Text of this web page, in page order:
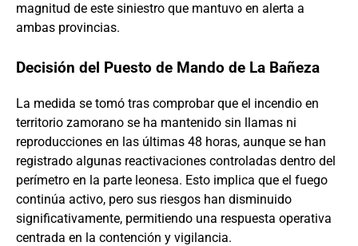
magnitud de este siniestro que mantuvo en alerta a
ambas provincias.
Decisión del Puesto de Mando de La Bañeza
La medida se tomó tras comprobar que el incendio en
territorio zamorano se ha mantenido sin llamas ni
reproducciones en las últimas 48 horas, aunque se han
registrado algunas reactivaciones controladas dentro del
perímetro en la parte leonesa. Esto implica que el fuego
continúa activo, pero sus riesgos han disminuido
significativamente, permitiendo una respuesta operativa
centrada en la contención y vigilancia.